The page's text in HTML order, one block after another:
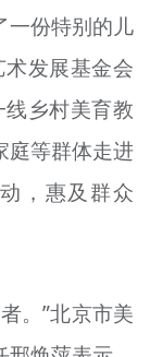
一份特别的儿
发展基金会
乡村美育教
庭等群体走进
，惠及群众
。”北京市美